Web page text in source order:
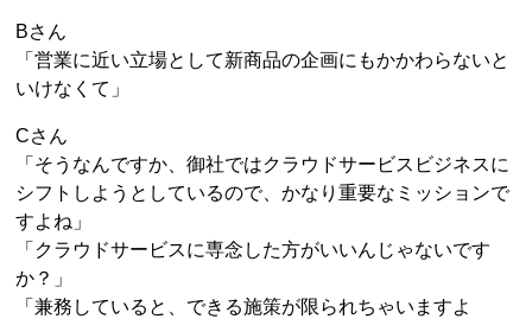
Bさん
「営業に近い立場として新商品の企画にもかかわらないと
いけなくて」
Cさん
「そうなんですか、御社ではクラウドサービスビジネスに
シフトしようとしているので、かなり重要なミッションで
すよね」
「クラウドサービスに専念した方がいいんじゃないです
か？」
「兼務していると、できる施策が限られちゃいますよ